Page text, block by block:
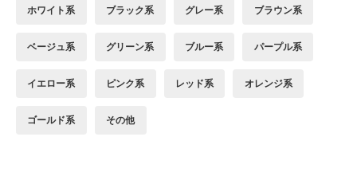
ホワイト系 ブラック系 グレー系 ブラウン系
ベージュ系 グリーン系 ブルー系 パープル系
イエロー系 ピンク系 レッド系 オレンジ系
ゴールド系 その他